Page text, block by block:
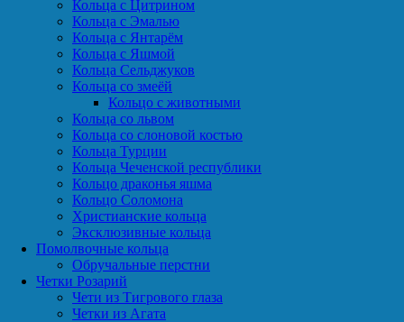
Кольца с Цитрином
Кольца с Эмалью
Кольца с Янтарём
Кольца с Яшмой
Кольца Сельджуков
Кольца со змеёй
Кольцо с животными
Кольца со львом
Кольца со слоновой костью
Кольца Турции
Кольца Чеченской республики
Кольцо драконья яшма
Кольцо Соломона
Христианские кольца
Эксклюзивные кольца
Помолвочные кольца
Обручальные перстни
Четки Розарий
Чети из Тигрового глаза
Четки из Агата